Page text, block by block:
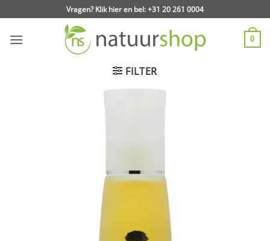
naar
inhoud
Vragen? Klik hier en bel: +31 20 261 0004
0
FILTER